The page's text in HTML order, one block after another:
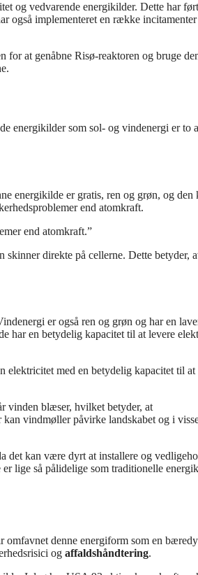
og vedvarende energikilder. Dette har
også implementeret en række
for at genåbne Risø-reaktoren og bruge
energikilder som sol- og vindenergi er to
energikilde er gratis, ren og grøn, og den
end atomkraft.
end atomkraft.”
direkte på cellerne. Dette betyder,
er også ren og grøn og har en
har en betydelig kapacitet til at levere
elektricitet med en betydelig kapacitet til at
vinden blæser, hvilket betyder, at
vindmøller påvirke landskabet og i
det kan være dyrt at installere og
er lige så pålidelige som traditionelle
denne energiform som en
og affaldshåndtering.